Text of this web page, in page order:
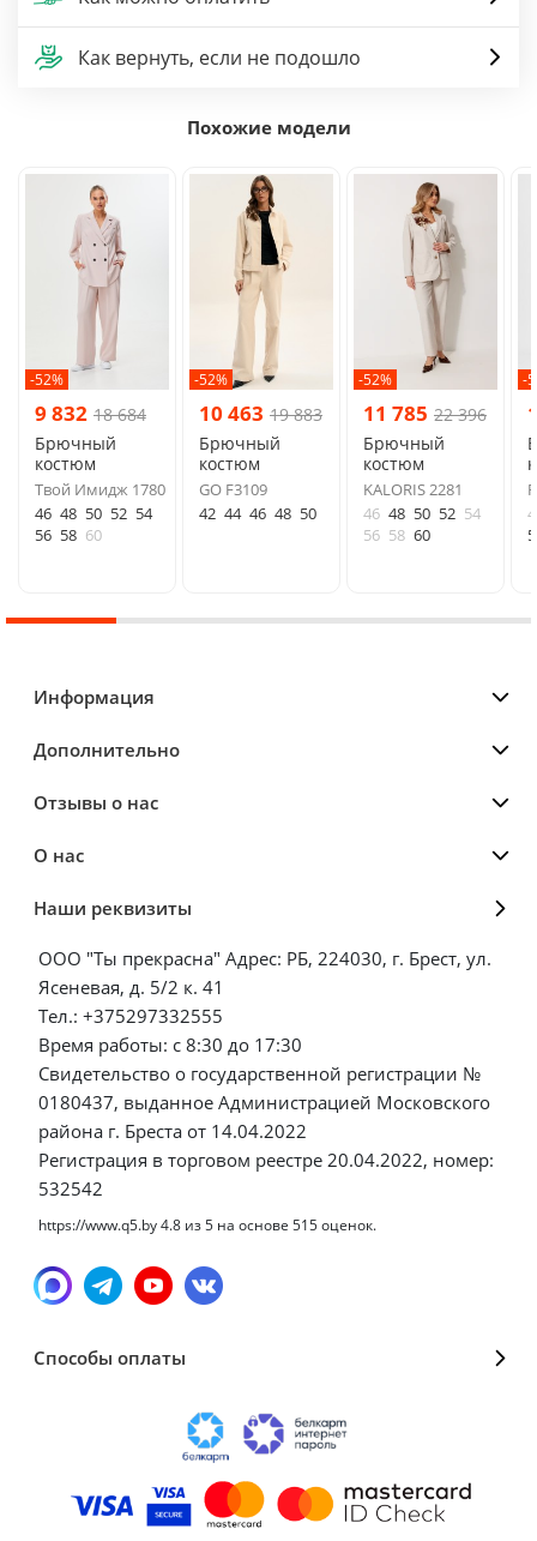
Как вернуть, если не подошло
Похожие модели
-52%
9 832 18 684
Брючный
костюм
Твой Имидж 1780
46 48 50 52 54
56 58 60
-52%
10 463 19 883
Брючный
костюм
GO F3109
42 44 46 48 50
-52%
11 785 22 396
Брючный
костюм
KALORIS 2281
46 48 50 52 54
56 58 60
-
Информация
Дополнительно
Отзывы о нас
О нас
Наши реквизиты
ООО "Ты прекрасна" Адрес: РБ, 224030, г. Брест, ул.
Ясеневая, д. 5/2 к. 41
Тел.: +375297332555
Время работы: с 8:30 до 17:30
Свидетельство о государственной регистрации №
0180437, выданное Администрацией Московского
района г. Бреста от 14.04.2022
Регистрация в торговом реестре 20.04.2022, номер:
532542
https://www.q5.by4.8 из5 на основе 515оценок.
Способы оплаты